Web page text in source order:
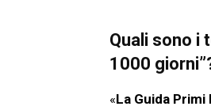
Quali sono i
1000
«La Guida